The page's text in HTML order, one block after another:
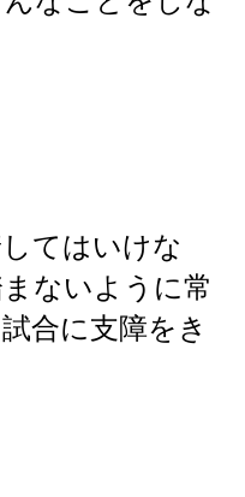
てはいけな
ないように常
合に支障をき